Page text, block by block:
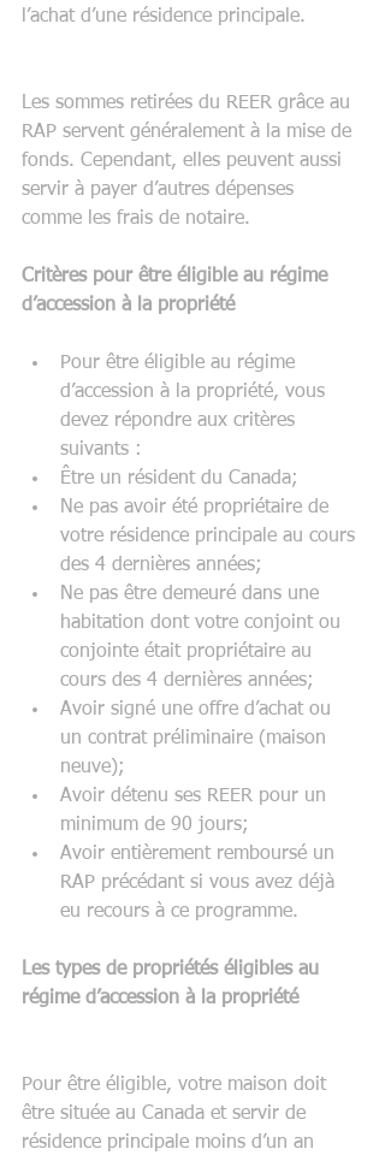
l’achat d’une résidence principale.
Les sommes retirées du REER grâce au
RAP servent généralement à la mise de
fonds. Cependant, elles peuvent aussi
servir à payer d’autres dépenses
comme les frais de notaire.
Critères pour être éligible au régime
d’accession à la propriété
Pour être éligible au régime
d’accession à la propriété, vous
devez répondre aux critères
suivants :
Être un résident du Canada;
Ne pas avoir été propriétaire de
votre résidence principale au cours
des 4 dernières années;
Ne pas être demeuré dans une
habitation dont votre conjoint ou
conjointe était propriétaire au
cours des 4 dernières années;
Avoir signé une offre d’achat ou
un contrat préliminaire (maison
neuve);
Avoir détenu ses REER pour un
minimum de 90 jours;
Avoir entièrement remboursé un
RAP précédant si vous avez déjà
eu recours à ce programme.
Les types de propriétés éligibles au
régime d’accession à la propriété
Pour être éligible, votre maison doit
être située au Canada et servir de
résidence principale moins d’un an